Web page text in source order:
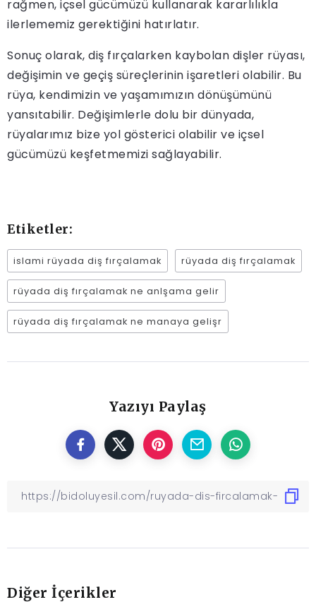
rağmen, içsel gücümüzü kullanarak kararlılıkla
ilerlememiz gerektiğini hatırlatır.
Sonuç olarak, diş fırçalarken kaybolan dişler rüyası,
değişimin ve geçiş süreçlerinin işaretleri olabilir. Bu
rüya, kendimizin ve yaşamımızın dönüşümünü
yansıtabilir. Değişimlerle dolu bir dünyada,
rüyalarımız bize yol gösterici olabilir ve içsel
gücümüzü keşfetmemizi sağlayabilir.
Etiketler:
islami rüyada diş fırçalamak rüyada diş fırçalamak
rüyada diş fırçalamak ne anlşama gelir
rüyada diş fırçalamak ne manaya gelişr
Yazıyı Paylaş
Diğer İçerikler